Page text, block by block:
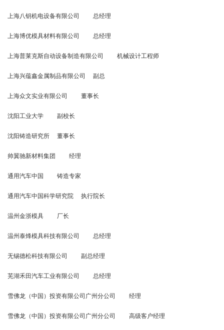
上海八钥机电设备有限公司 总经理
上海博优模具材料有限公司 总经理
上海普莱克斯自动设备制造有限公司 机械设计工程师
上海兴蕴鑫金属制品有限公司 副总
上海众文实业有限公司 董事长
沈阳工业大学 副校长
沈阳铸造研究所 董事长
帅翼驰新材料集团 经理
通用汽车中国 铸造专家
通用汽车中国科学研究院 执行院长
温州金浙模具 厂长
温州泰烽模具科技有限公司 总经理
无锡德松科技有限公司 副总经理
芜湖禾田汽车工业有限公司 总经理
雪佛龙（中国）投资有限公司广州分公司 经理
雪佛龙（中国）投资有限公司广州分公司 高级客户经理